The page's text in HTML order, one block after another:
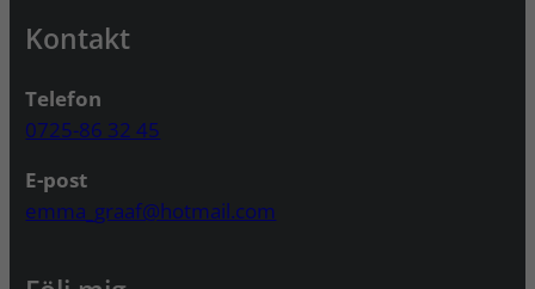
Kontakt
Telefon
0725-86 32 45
E-post
emma_graaf@hotmail.com